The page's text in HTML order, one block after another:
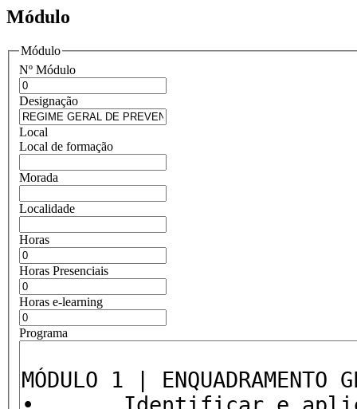
Módulo
Módulo
Nº Módulo
Designação
Local
Local de formação
Morada
Localidade
Horas
Horas Presenciais
Horas e-learning
Programa